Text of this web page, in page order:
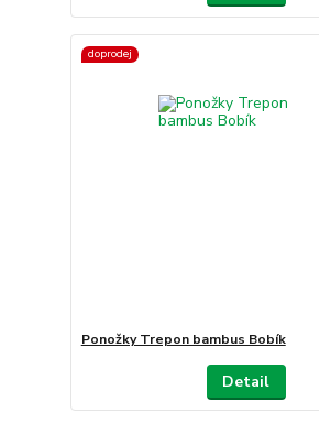
doprodej
Ponožky Trepon bambus Bobík
Detail